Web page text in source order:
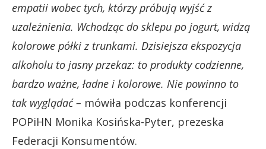
empatii wobec tych, którzy próbują wyjść z
uzależnienia. Wchodząc do sklepu po jogurt, widzą
kolorowe półki z trunkami. Dzisiejsza ekspozycja
alkoholu to jasny przekaz: to produkty codzienne,
bardzo ważne, ładne i kolorowe. Nie powinno to
tak wyglądać – mówiła podczas konferencji
POPiHN Monika Kosińska-Pyter, prezeska
Federacji Konsumentów.